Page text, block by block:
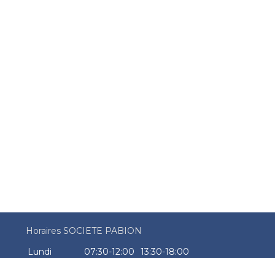
Horaires SOCIETE PABION
Lundi
07:30-12:00
13:30-18:00